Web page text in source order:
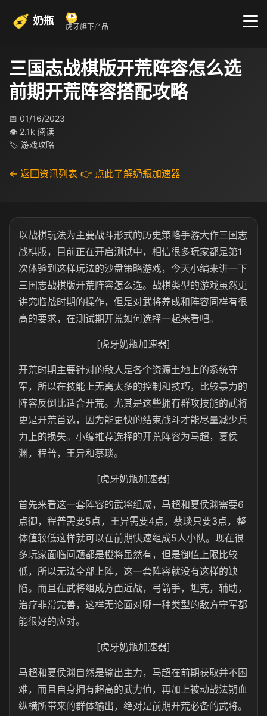
奶瓶 虎牙旗下产品
三国志战棋版开荒阵容怎么选
前期开荒阵容搭配攻略
📅 01/16/2023
👁 2.1k 阅读
🏷 游戏攻略
← 返回资讯列表 👉 点此了解奶瓶加速器
以战棋玩法为主要战斗形式的历史策略手游大作三国志
战棋版，目前正在开启测试中，相信很多玩家都是第1
次体验到这样玩法的沙盘策略游戏，今天小编来讲一下
三国志战棋版开荒阵容怎么选。战棋类型的游戏虽然更
讲究临战时期的操作，但是对武将养成和阵容同样有很
高的要求，在测试期开荒如何选择一起来看吧。
[虎牙奶瓶加速器]
开荒时期主要针对的敌人是各个资源土地上的系统守
军，所以在技能上无需太多的控制和技巧，比较暴力的
阵容反倒比适合开荒。尤其是这些拥有群攻技能的武将
更是开荒首选，因为能更快的结束战斗才能尽量减少兵
力上的损失。小编推荐选择的开荒阵容为马超，夏侯
渊，程普，王异和蔡琰。
[虎牙奶瓶加速器]
首先来看这一套阵容的武将组成，马超和夏侯渊需要6
点御，程普需要5点，王异需要4点，蔡琰只要3点，整
体值较低这样就可以在前期快速组成5人小队。现在很
多玩家面临问题都是橙将虽然有，但是御值上限比较
低，所以无法全部上阵，这一套阵容就没有这样的缺
陷。而且在武将组成方面近战，弓箭手，坦克，辅助，
治疗非常完善，这样无论面对哪一种类型的敌方守军都
能很好的应对。
[虎牙奶瓶加速器]
马超和夏侯渊自然是输出主力，马超在前期获取并不困
难，而且自身拥有超高的武力值，再加上被动战法朔血
纵横所带来的群体输出，绝对是前期开荒必备的武将。